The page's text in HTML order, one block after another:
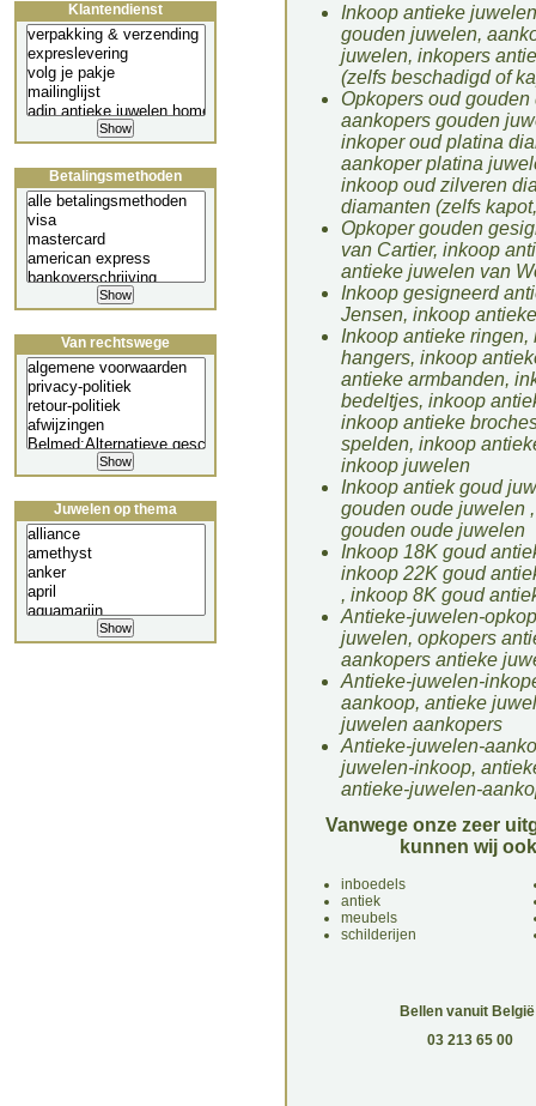
Inkoop antieke
gouden juwelen,
juwelen, inkopers
(zelfs beschadigd of
Opkopers oud
aankopers gouden
inkoper oud platina
aankoper platina
inkoop oud zilveren
diamanten (zelfs
Opkoper gouden
van Cartier, inkoop
antieke juwelen van
Inkoop gesigneerd
Jensen, inkoop
Inkoop antieke
hangers, inkoop
antieke armbanden,
bedeltjes, inkoop
inkoop antieke
spelden, inkoop
inkoop juwelen
Inkoop antiek goud
gouden oude juwelen
gouden oude juwelen
Inkoop 18K goud
inkoop 22K goud
, inkoop 8K goud
Antieke-juwelen-
juwelen, opkopers
aankopers antieke
Antieke-juwelen-
aankoop, antieke
juwelen aankopers
Antieke-juwelen-
juwelen-inkoop,
antieke-juwelen-
Vanwege onze zeer
kunnen wij
inboedels
antiek
meubels
schilderijen
Bellen vanuit
03 213 65 00
Klantendienst
Betalingsmethoden
Van rechtswege
Juwelen op thema